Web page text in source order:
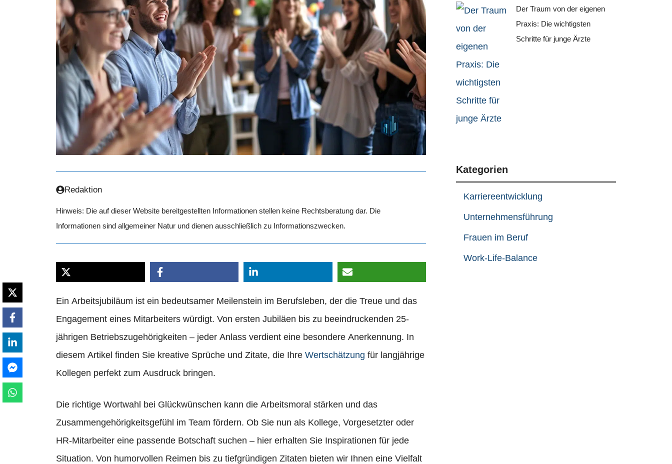
Redaktion
Hinweis: Die auf dieser Website bereitgestellten Informationen stellen keine Rechtsberatung dar. Die
Informationen sind allgemeiner Natur und dienen ausschließlich zu Informationszwecken.
Ein Arbeitsjubiläum ist ein bedeutsamer Meilenstein im Berufsleben, der die Treue und das
Engagement eines Mitarbeiters würdigt. Von ersten Jubiläen bis zu beeindruckenden 25-
jährigen Betriebszugehörigkeiten – jeder Anlass verdient eine besondere Anerkennung. In
diesem Artikel finden Sie kreative Sprüche und Zitate, die Ihre Wertschätzung für langjährige
Kollegen perfekt zum Ausdruck bringen.
Die richtige Wortwahl bei Glückwünschen kann die Arbeitsmoral stärken und das
Zusammengehörigkeitsgefühl im Team fördern. Ob Sie nun als Kollege, Vorgesetzter oder
HR-Mitarbeiter eine passende Botschaft suchen – hier erhalten Sie Inspirationen für jede
Situation. Von humorvollen Reimen bis zu tiefgründigen Zitaten bieten wir Ihnen eine Vielfalt
Der Traum von der eigenen
Praxis: Die wichtigsten
Schritte für junge Ärzte
Kategorien
Karriereentwicklung
Unternehmensführung
Frauen im Beruf
Work-Life-Balance